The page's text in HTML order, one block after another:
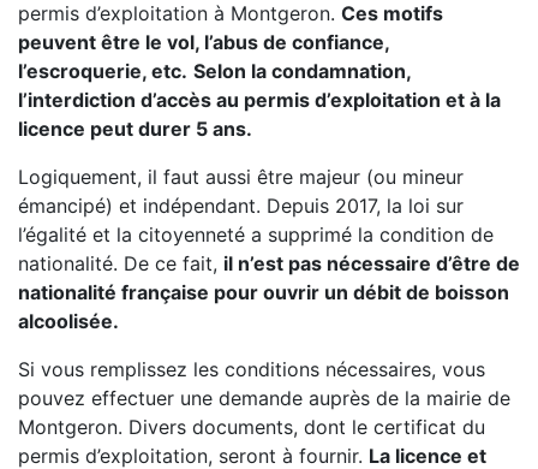
permis d’exploitation à Montgeron. Ces motifs
peuvent être le vol, l’abus de confiance,
l’escroquerie, etc. Selon la condamnation,
l’interdiction d’accès au permis d’exploitation et à la
licence peut durer 5 ans.
Logiquement, il faut aussi être majeur (ou mineur
émancipé) et indépendant. Depuis 2017, la loi sur
l’égalité et la citoyenneté a supprimé la condition de
nationalité. De ce fait, il n’est pas nécessaire d’être de
nationalité française pour ouvrir un débit de boisson
alcoolisée.
Si vous remplissez les conditions nécessaires, vous
pouvez effectuer une demande auprès de la mairie de
Montgeron. Divers documents, dont le certificat du
permis d’exploitation, seront à fournir. La licence et